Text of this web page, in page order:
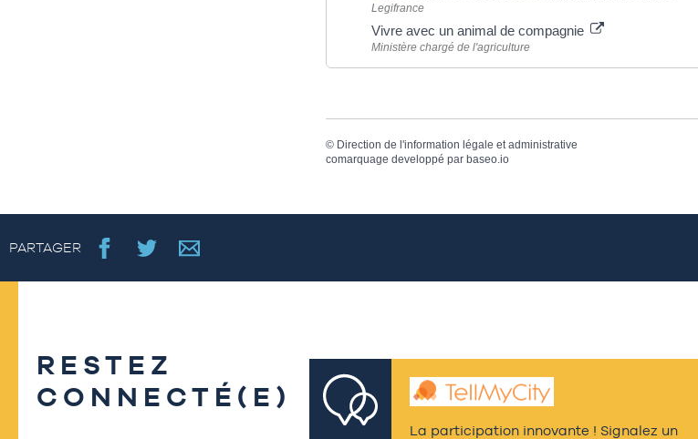
Legifrance
Vivre avec un animal de compagnie
Ministère chargé de l'agriculture
© Direction de l'information légale et administrative
comarquage developpé par baseo.io
PARTAGER
RESTEZ
CONNECTÉ(E)
La participation innovante ! Signalez un